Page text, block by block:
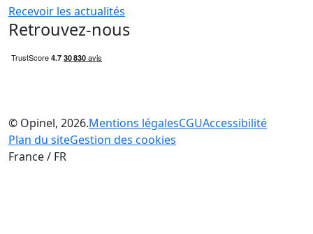
Recevoir les actualités
Retrouvez-nous
© Opinel, 2026.Mentions légalesCGUAccessibilité
Plan du siteGestion des cookies
France / FR